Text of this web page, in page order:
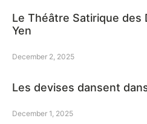
Le Théâtre Satirique des
Yen
December 2, 2025
Les devises dansent
December 1, 2025